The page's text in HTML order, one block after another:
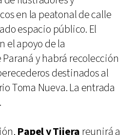
en la peatonal de calle
espacio público. El
el apoyo de la
y habrá recolección
destinados al
Toma Nueva. La entrada
Papel y Tijera reunirá a